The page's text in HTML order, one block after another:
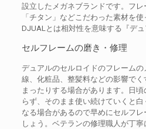
設立したメガネブランドです。フレ
「チタン」などこだわった素材を
DJUALとは相対性を意味する『デュ
セルフレームの磨き・修理
デュアルのセルロイドのフレーム
線、化粧品、整髪料などの影響で
まったりする場合があります。日
らず、そのまま使い続けていくと白
なる場合があるので早めにセルフ
しょう。ベテランの修理職人が丁寧